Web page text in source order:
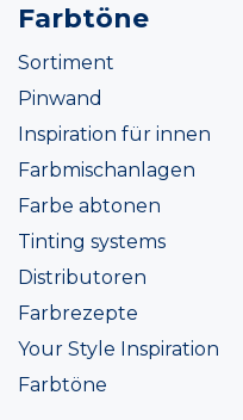
Farbtöne
Sortiment
Pinwand
Inspiration für innen
Farbmischanlagen
Farbe abtonen
Tinting systems
Distributoren
Farbrezepte
Your Style Inspiration
Farbtöne